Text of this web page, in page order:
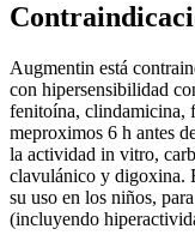
Augmentin está
con hipersensibilidad
fenitoína, clindamicina,
meproximos 6 h antes
la actividad in vitro,
clavulánico y digoxina.
su uso en los niños,
(incluyendo